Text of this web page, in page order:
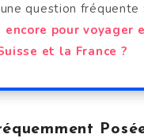
question fréquente :
pour voyager
et la France ?